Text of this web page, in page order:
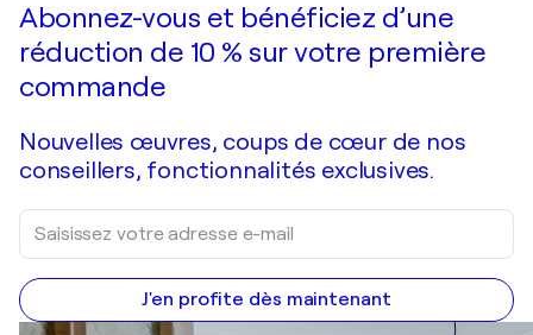
Abonnez-vous et bénéficiez d’une
réduction de 10 % sur votre première
commande
Nouvelles œuvres, coups de cœur de nos
conseillers, fonctionnalités exclusives.
J'en profite dès maintenant